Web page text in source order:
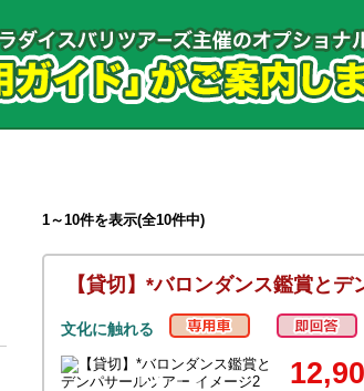
1～10件を表示(全10件中)
【貸切】*バロンダンス鑑賞と
文化に触れる